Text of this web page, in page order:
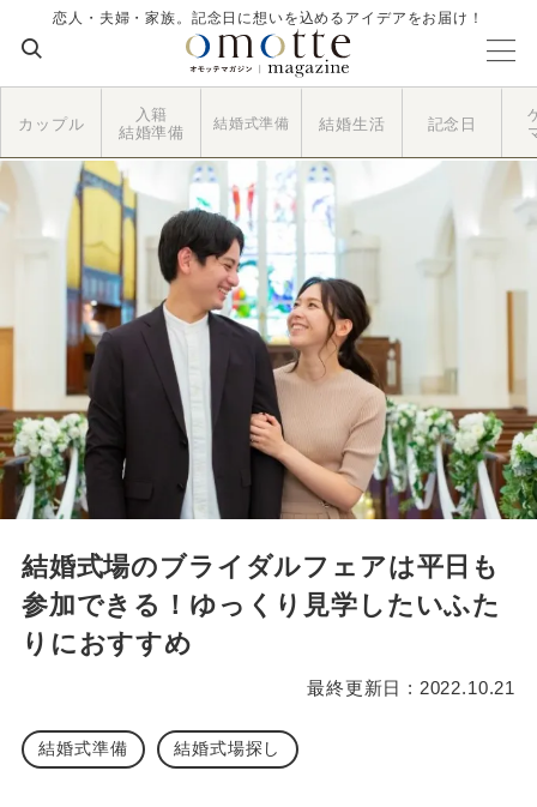
恋人・夫婦・家族。記念日に想いを込めるアイデアをお届け！
カップル
入籍
結婚準備
結婚式準備 結婚生活 記念日
結婚式場のブライダルフェアは平日も
参加できる！ゆっくり見学したいふた
りにおすすめ
最終更新日 : 2022.10.21
結婚式準備 結婚式場探し